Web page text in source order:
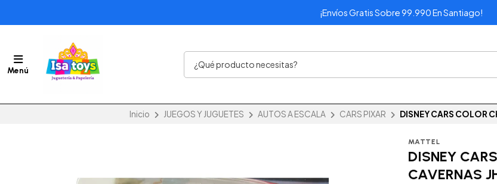
¡Envíos Gratis Sobre 99.990 En Santiago!
Menú
Inicio JUEGOS Y JUGUETES AUTOS A ESCALA CARS PIXAR DISNEY CARS COLOR
MATTEL
DISNEY
CAVERNAS